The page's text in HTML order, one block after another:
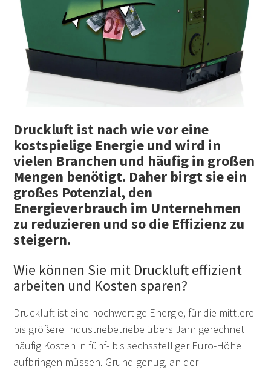
Druckluft ist nach wie vor eine
kostspielige Energie und wird in
vielen Branchen und häufig in großen
Mengen benötigt. Daher birgt sie ein
großes Potenzial, den
Energieverbrauch im Unternehmen
zu reduzieren und so die Effizienz zu
steigern.
Wie können Sie mit Druckluft effizient
arbeiten und Kosten sparen?
Druckluft ist eine hochwertige Energie, für die mittlere
bis größere Industriebetriebe übers Jahr gerechnet
häufig Kosten in fünf- bis sechsstelliger Euro-Höhe
aufbringen müssen. Grund genug, an der